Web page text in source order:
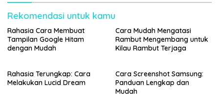
Rekomendasi untuk kamu
Rahasia Cara Membuat
Tampilan Google Hitam
dengan Mudah
Cara Mudah Mengatasi
Rambut Mengembang untuk
Kilau Rambut Terjaga
Rahasia Terungkap: Cara
Melakukan Lucid Dream
Cara Screenshot Samsung:
Panduan Lengkap dan
Mudah